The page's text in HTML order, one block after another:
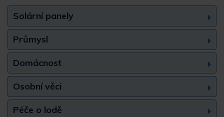
Solární panely
Průmysl
Domácnost
Osobní věci
Péče o lodě